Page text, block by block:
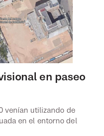
en paseo
venían utilizando de
en el entorno del